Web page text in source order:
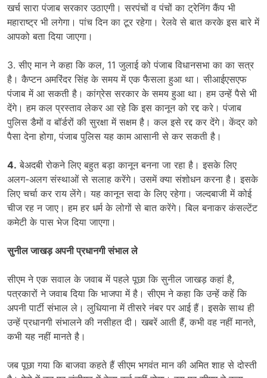
खर्च सारा पंजाब सरकार उठाएगी। सरपंचों व पंचों का ट्रेनिंग कैंप भी
महाराष्ट्र भी लगेगा। पांच दिन का टूर रहेगा। रेलवे से बात करके इस बारे में
आपको बता दिया जाएगा।
3. सीए मान ने कहा कि कल, 11 जुलाई को पंजाब विधानसभा का का सत्र
है। कैप्टन अमरिंदर सिंह के समय में एक फैसला हुआ था। सीआईएसएफ
पंजाब में आ सकती है। कांग्रेस सरकार के समय हुआ था। हम उन्हें पैसे भी
देंगे। हम कल प्रस्ताव लेकर आ रहे कि इस कानून को रद्द करे। पंजाब
पुलिस डैमों व बॉर्डरों की सुरक्षा में सक्षम है। कल इसे रद्द कर देंगे। केंद्र को
पैसा देना होगा, पंजाब पुलिस यह काम आसानी से कर सकती है।
4. बेअदबी रोकने लिए बहुत बड़ा कानून बनना जा रहा है। इसके लिए
अलग-अलग संस्थाओं से सलाह करेंगे। उसमें क्या संशोधन करना है। इसके
लिए चर्चा कर राय लेंगे। यह कानून सदा के लिए रहेगा। जल्दबाजी में कोई
चीज रह न जाए। हम हर धर्म के लोगों से बात करेंगे। बिल बनाकर कंसल्टेंट
कमेटी के पास भेज दिया जाएगा।
सुनील जाखड़ अपनी प्रधानगी संभाल ले
सीएम ने एक सवाल के जवाब में पहले पूछा कि सुनील जाखड़ कहां है,
पत्रकारों ने जवाब दिया कि भाजपा में है। सीएम ने कहा कि उन्हें कहें कि
अपनी पार्टी संभाल ले। लुधियाना में तीसरे नंबर पर आई हैं। इसके साथ ही
उन्हें प्रधानगी संभालने की नसीहत दी। खबरें आती हैं, कभी वह नहीं मानते,
कभी यह नहीं मानते है।
जब पूछा गया कि बाजवा कहते हैं सीएम भगवंत मान की अमित शाह से दोस्ती